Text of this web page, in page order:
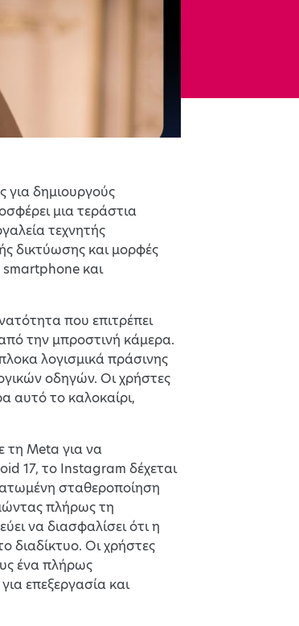
για δημιουργούς
μια τεράστια
τεχνητής
δικτύωσης και μορφές
και
που επιτρέπει
την μπροστινή κάμερα.
λογισμικά πράσινης
οδηγών. Οι χρήστες
αυτό το καλοκαίρι,
τη Meta για να
17, το Instagram δέχεται
σταθεροποίηση
πλήρως τη
να διασφαλίσει ότι η
διαδίκτυο. Οι χρήστες
ένα πλήρως
επεξεργασία και